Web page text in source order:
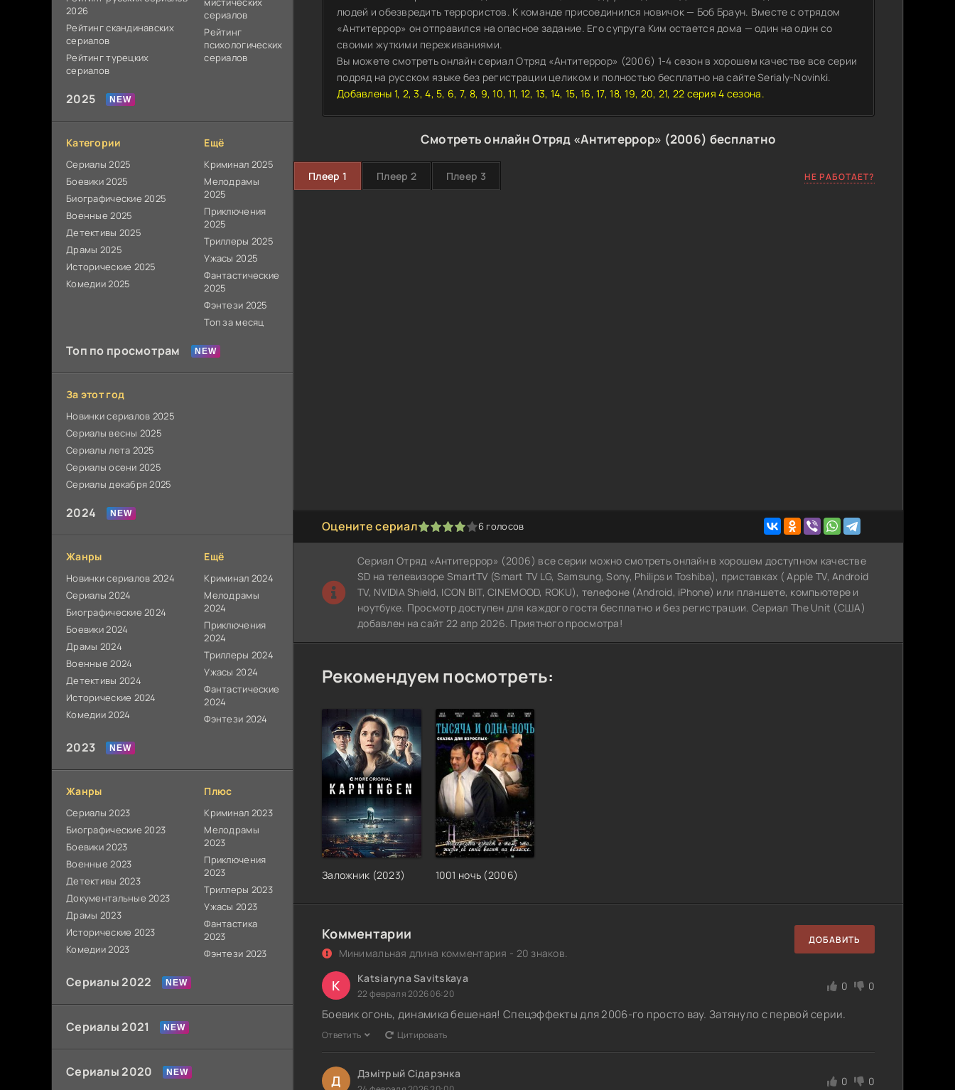
2026
Рейтинг скандинавских
сериалов
Рейтинг турецких
сериалов
сериалов
Рейтинг
психологических
сериалов
2025
Категории
Сериалы 2025
Боевики 2025
Биографические 2025
Военные 2025
Детективы 2025
Драмы 2025
Исторические 2025
Комедии 2025
Ещё
Криминал 2025
Мелодрамы
2025
Приключения
2025
Триллеры 2025
Ужасы 2025
Фантастические
2025
Фэнтези 2025
Топ за месяц
Топ по просмотрам
За этот год
Новинки сериалов 2025
Сериалы весны 2025
Сериалы лета 2025
Сериалы осени 2025
Сериалы декабря 2025
2024
Жанры
Новинки сериалов 2024
Сериалы 2024
Биографические 2024
Боевики 2024
Драмы 2024
Военные 2024
Детективы 2024
Исторические 2024
Комедии 2024
Ещё
Криминал 2024
Мелодрамы
2024
Приключения
2024
Триллеры 2024
Ужасы 2024
Фантастические
2024
Фэнтези 2024
2023
Жанры
Сериалы 2023
Биографические 2023
Боевики 2023
Военные 2023
Детективы 2023
Документальные 2023
Драмы 2023
Исторические 2023
Комедии 2023
Плюс
Криминал 2023
Мелодрамы
2023
Приключения
2023
Триллеры 2023
Ужасы 2023
Фантастика
2023
Фэнтези 2023
Сериалы 2022
Сериалы 2021
Сериалы 2020
людей и обезвредить террористов. К команде присоединился новичок — Боб Браун. Вместе с отрядом
«Антитеррор» он отправился на опасное задание. Его супруга Ким остается дома — один на один со
своими жуткими переживаниями.
Вы можете смотреть онлайн сериал Отряд «Антитеррор» (2006) 1-4 сезон в хорошем качестве все серии
подряд на русском языке без регистрации целиком и полностью бесплатно на сайте Serialy-Novinki.
Добавлены 1, 2, 3, 4, 5, 6, 7, 8, 9, 10, 11, 12, 13, 14, 15, 16, 17, 18, 19, 20, 21, 22 серия 4 сезона.
Смотреть онлайн Отряд «Антитеррор» (2006) бесплатно
Плеер 1 Плеер 2 Плеер 3 НЕ РАБОТАЕТ?
Оцените сериал
1 2 3 4 5 6 голосов
Сериал Отряд «Антитеррор» (2006) все серии можно смотреть онлайн в хорошем доступном качестве
SD на телевизоре SmartTV (Smart TV LG, Samsung, Sony, Philips и Toshiba), приставках ( Apple TV, Android
TV, NVIDIA Shield, ICON BIT, CINEMOOD, ROKU), телефоне (Android, iPhone) или планшете, компьютере и
ноутбуке. Просмотр доступен для каждого гостя бесплатно и без регистрации. Сериал The Unit (США)
добавлен на сайт 22 апр 2026. Приятного просмотра!
Рекомендуем посмотреть:
Заложник (2023) 1001 ночь (2006)
Комментарии
Минимальная длина комментария - 20 знаков.
ДОБАВИТЬ
K Katsiaryna Savitskaya
22 февраля 2026 06:20
0 0
Боевик огонь, динамика бешеная! Спецэффекты для 2006-го просто вау. Затянуло с первой серии.
Ответить Цитировать
Д Дзмітрый Сідарэнка
0 0